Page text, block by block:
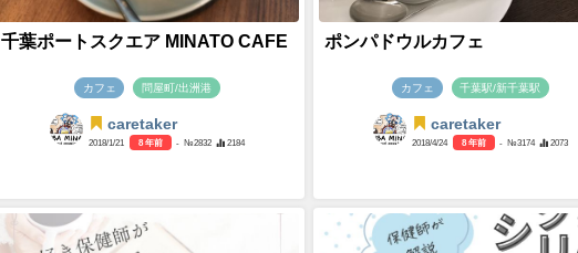
千葉ポートスクエア MINATO CAFE
カフェ 問屋町/出洲港
caretaker
2018/1/21 8 年前 - №2832 2184
ポンパドウルカフェ
カフェ 千葉駅/新千葉駅
caretaker
2018/4/24 8 年前 - №3174 2073